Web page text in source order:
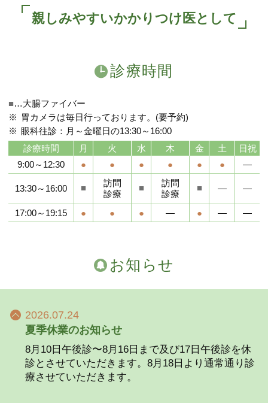
親しみやすいかかりつけ医として
診療時間
■…大腸ファイバー
胃カメラは毎日行っております。(要予約)
眼科往診：月～金曜日の13:30～16:00
診療時間
月 火 水 木 金 土
日祝
9:00～12:30
● ● ● ● ● ● ―
13:30～16:00 ■
訪問
診療
■
訪問
診療
■ ― ―
17:00～19:15 ● ● ● ― ● ― ―
お知らせ
2026.07.24
夏季休業のお知らせ
8月10日午後診〜8月16日まで及び17日午後診を休
診とさせていただきます。8月18日より通常通り診
療させていただきます。